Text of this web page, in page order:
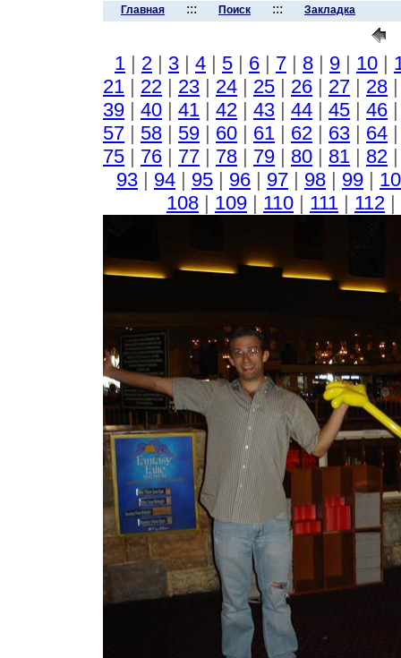
Главная ::: Поиск ::: Закладка
1 | 2 | 3 | 4 | 5 | 6 | 7 | 8 | 9 | 10 |
21 | 22 | 23 | 24 | 25 | 26 | 27 | 28
39 | 40 | 41 | 42 | 43 | 44 | 45 | 46
57 | 58 | 59 | 60 | 61 | 62 | 63 | 64
75 | 76 | 77 | 78 | 79 | 80 | 81 | 82
93 | 94 | 95 | 96 | 97 | 98 | 99 |
108 | 109 | 110 | 111 | 112 |